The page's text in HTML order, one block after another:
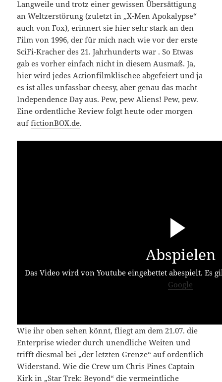
Langweile und trotz einer gewissen Übersättigung
an Weltzerstörung (zuletzt in „X-Men Apokalypse“
auch von Fox), erinnert sie hier sehr stark an den
Film von 1996, der für mich nach wie vor der erste
SciFi-Kracher des 21. Jahrhunderts war . So Etwas
gab es vorher einfach nicht in diesem Ausmaß. Ja,
hier wird jedes Actionfilmklischee abgefeiert und ja
es ist alles unfassbar cheesy, aber genau das macht
Independence Day aus. Pew, pew Aliens! Pew, pew.
Eine ordentliche Review folgt heute oder morgen
auffictionBOX.de.
Abspielen
Das Video wird von Youtube eingebettet abespielt. Es
Google
Wie ihr oben sehen könnt, fliegt am dem 21.07. die
Enterprise wieder durch unendliche Weiten und
trifft diesmal bei „der letzten Grenze“ auf ordentlich
Widerstand. Wie die Crew um Chris Pines Captain
Kirk in „Star Trek: Beyond“ die vermeintliche